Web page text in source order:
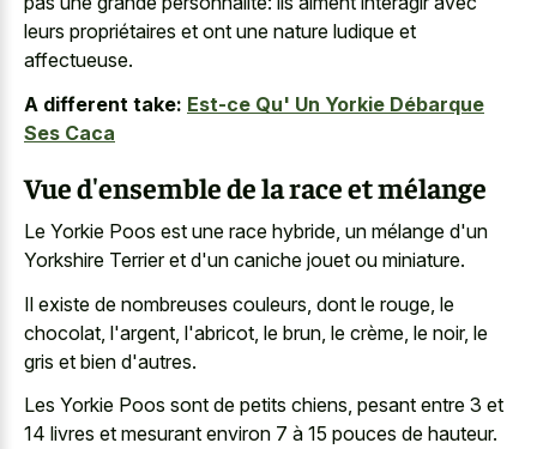
leurs propriétaires et ont une nature ludique et
affectueuse.
A different take: Est-ce Qu' Un Yorkie Débarque
Ses Caca
Vue d'ensemble de la race et mélange
Le Yorkie Poos est une race hybride, un mélange d'un
Yorkshire Terrier et d'un caniche jouet ou miniature.
Il existe de nombreuses couleurs, dont le rouge, le
chocolat, l'argent, l'abricot, le brun, le crème, le noir, le
gris et bien d'autres.
Les Yorkie Poos sont de petits chiens, pesant entre 3 et
14 livres et mesurant environ 7 à 15 pouces de hauteur.